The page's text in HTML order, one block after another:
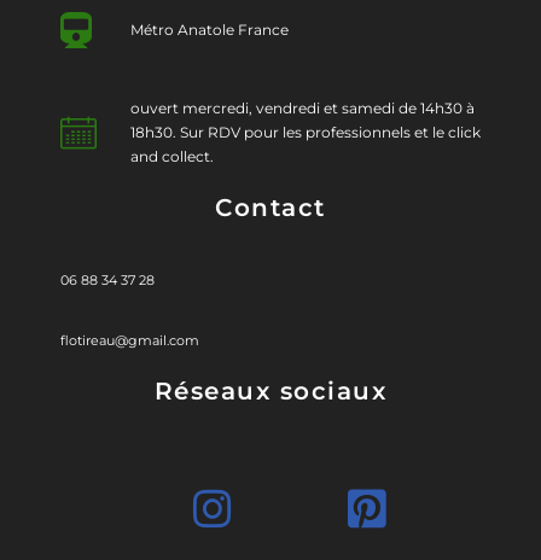
Métro Anatole France
ouvert mercredi, vendredi et samedi de 14h30 à
18h30. Sur RDV pour les professionnels et le click
and collect.
Contact
06 88 34 37 28
flotireau@gmail.com
Réseaux sociaux